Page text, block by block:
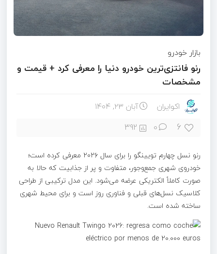
بازار خودرو
رنو فانتزی‌ترین خودرو دنیا را معرفی کرد + قیمت و
مشخصات
اکوایران آبان ۲۳, ۱۴۰۴
6
0
392
رنو نسل چهارم تویینگو را برای سال ۲۰۲۶ معرفی کرده است؛
خودروی شهری جمع‌وجور، متفاوت و پر از جذابیت که حالا به
صورت کاملاً الکتریکی عرضه می‌شود. این مدل ترکیبی از طراحی
کلاسیک نسل‌های قبلی و فناوری روز است و برای محیط شهری
ساخته شده است.